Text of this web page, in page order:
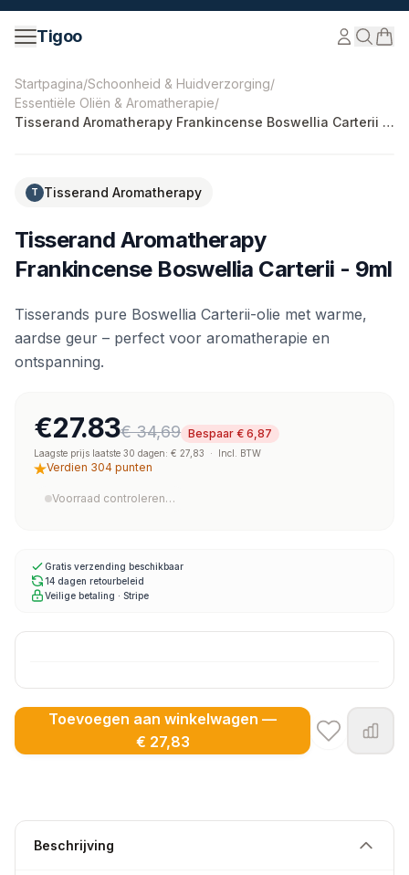
Ga naar inhoud
Tigoo
©2026Nutri Nordic AB.Alle rechten voorbehouden.
Startpagina/Schoonheid & Huidverzorging/
Essentiële Oliën & Aromatherapie/
Tisserand Aromatherapy Frankincense Boswellia Carterii -
T Tisserand Aromatherapy
Tisserand Aromatherapy
Frankincense Boswellia Carterii - 9ml
Tisserands pure Boswellia Carterii-olie met warme,
aardse geur – perfect voor aromatherapie en
ontspanning.
€27.83€ 34,69 Bespaar € 6,87
Laagste prijs laatste 30 dagen: € 27,83 · Incl. BTW
Verdien 304 punten
Voorraad controleren…
Gratis verzending beschikbaar
14 dagen retourbeleid
Veilige betaling · Stripe
Toevoegen aan winkelwagen —
€ 27,83
Beschrijving